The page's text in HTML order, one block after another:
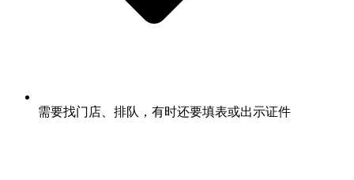
需要找门店、排队，有时还要填表或出示证件